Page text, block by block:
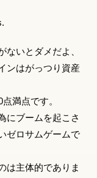
いとダメだよ、
ンはがっつり資産
満点です。
にブームを起こさ
ゼロサムゲームで
は主体的でありま